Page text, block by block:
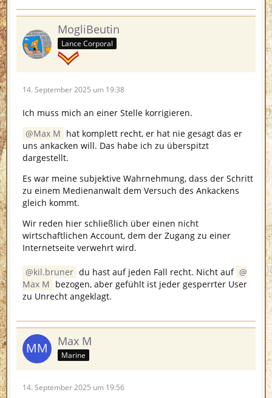
MogliBeutin
Lance Corporal
14. September 2025 um 19:38
Ich muss mich an einer Stelle korrigieren.
Max M hat komplett recht, er hat nie gesagt das er
uns ankacken will. Das habe ich zu überspitzt
dargestellt.
Es war meine subjektive Wahrnehmung, dass der Schritt
zu einem Medienanwalt dem Versuch des Ankackens
gleich kommt.
Wir reden hier schließlich über einen nicht
wirtschaftlichen Account, dem der Zugang zu einer
Internetseite verwehrt wird.
kil.bruner du hast auf jeden Fall recht. Nicht auf
Max M bezogen, aber gefühlt ist jeder gesperrter User
zu Unrecht angeklagt.
Max M
Marine
14. September 2025 um 19:56